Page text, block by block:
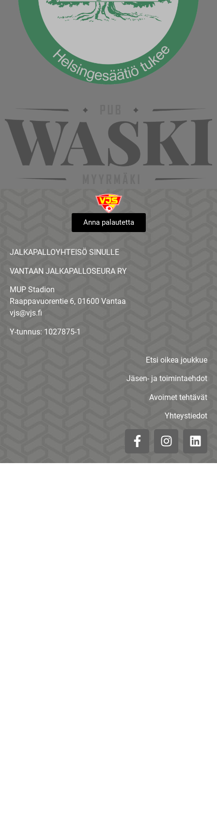
Anna palautetta
JALKAPALLOYHTEISÖ SINULLE
VANTAAN JALKAPALLOSEURA RY
MUP Stadion
Raappavuorentie 6, 01600 Vantaa
vjs@vjs.fi
Y-tunnus: 1027875-1
Etsi oikea joukkue
Jäsen- ja toimintaehdot
Avoimet tehtävät
Yhteystiedot